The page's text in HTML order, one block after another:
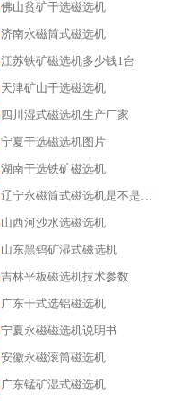
佛山贫矿干选磁选机
济南永磁筒式磁选机
江苏铁矿磁选机多少钱1台
天津矿山干选磁选机
四川湿式磁选机生产厂家
宁夏干选磁选机图片
湖南干选铁矿磁选机
辽宁永磁筒式磁选机是不是强磁
山西河沙水选磁选机
山东黑钨矿湿式磁选机
吉林平板磁选机技术参数
广东干式选铝磁选机
宁夏永磁磁选机说明书
安徽永磁滚筒磁选机
广东锰矿湿式磁选机